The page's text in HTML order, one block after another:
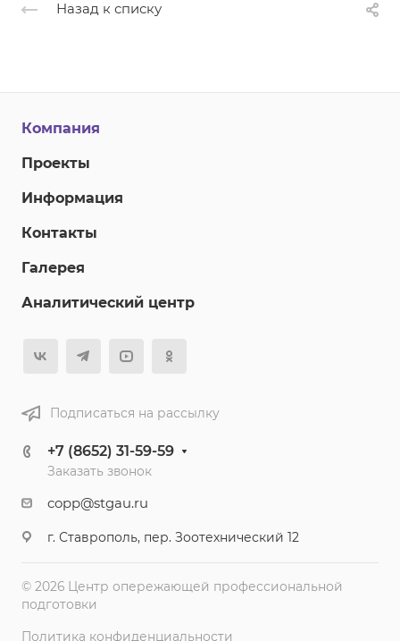
Назад к списку
Компания
Проекты
Информация
Контакты
Галерея
Аналитический центр
Подписаться на рассылку
+7 (8652) 31-59-59
Заказать звонок
copp@stgau.ru
г. Ставрополь, пер. Зоотехнический 12
© 2026 Центр опережающей профессиональной
подготовки
Политика конфиденциальности